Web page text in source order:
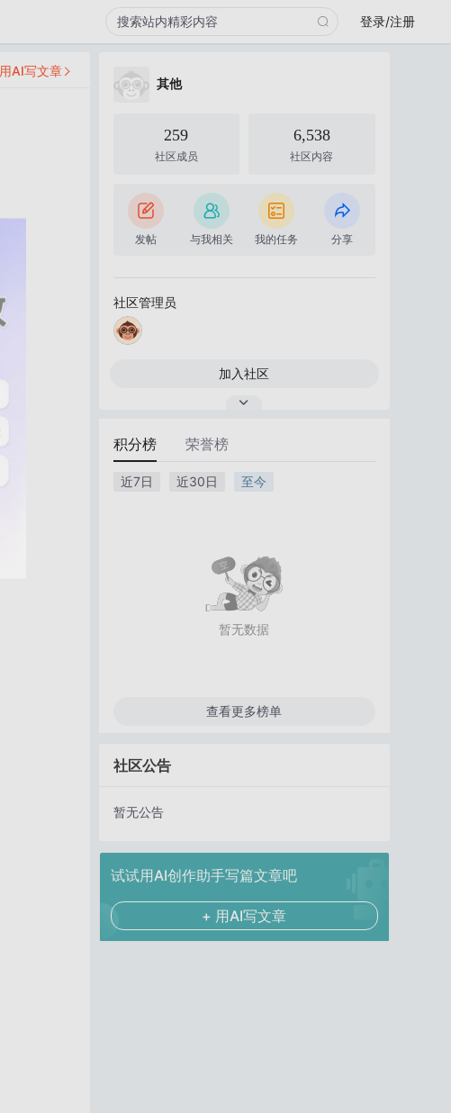
登录/注册
用AI写文章
其他
259
社区成员
6,538
社区内容
发帖 与我相关 我的任务 分享
社区管理员
加入社区
积分榜 荣誉榜
近7日 近30日 至今
暂无数据
查看更多榜单
社区公告
暂无公告
试试用AI创作助手写篇文章吧
+ 用AI写文章